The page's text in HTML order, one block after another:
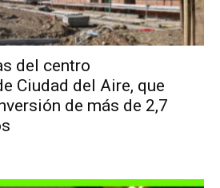
del centro
Ciudad del Aire, que
de más de 2,7